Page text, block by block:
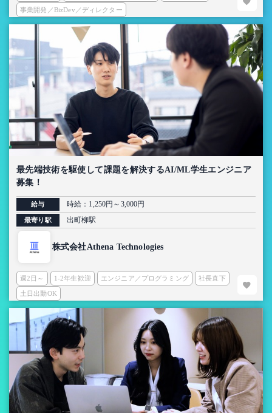
事業開発／BizDev／ディレクター
最先端技術を駆使して課題を解決するAI/ML学生エンジニア
募集！
給与 時給：1,250円～3,000円
最寄り駅 出町柳駅
株式会社Athena Technologies
週2日～ 1-2年生歓迎 エンジニア／プログラミング 社長直下
土日出勤OK